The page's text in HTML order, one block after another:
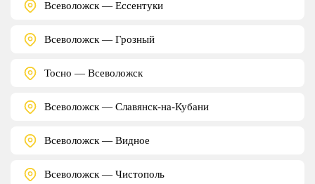
Всеволожск — Ессентуки
Всеволожск — Грозный
Тосно — Всеволожск
Всеволожск — Славянск-на-Кубани
Всеволожск — Видное
Всеволожск — Чистополь